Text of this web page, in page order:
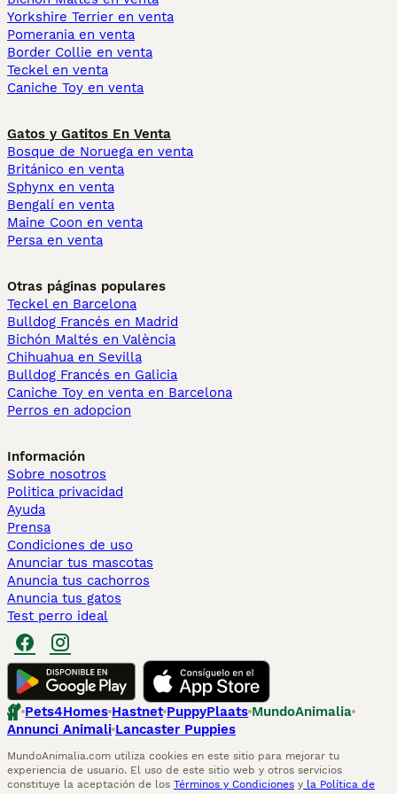
Yorkshire Terrier en venta
Pomerania en venta
Border Collie en venta
Teckel en venta
Caniche Toy en venta
Gatos y Gatitos En Venta
Bosque de Noruega en venta
Británico en venta
Sphynx en venta
Bengalí en venta
Maine Coon en venta
Persa en venta
Otras páginas populares
Teckel en Barcelona
Bulldog Francés en Madrid
Bichón Maltés en València
Chihuahua en Sevilla
Bulldog Francés en Galicia
Caniche Toy en venta en Barcelona
Perros en adopcion
Información
Sobre nosotros
Politica privacidad
Ayuda
Prensa
Condiciones de uso
Anunciar tus mascotas
Anuncia tus cachorros
Anuncia tus gatos
Test perro ideal
Pets4Homes Hastnet PuppyPlaats MundoAnimalia
Annunci Animali Lancaster Puppies
MundoAnimalia.com utiliza cookies en este sitio para mejorar tu
experiencia de usuario. El uso de este sitio web y otros servicios
constituye la aceptación de los Términos y Condiciones y la Política de